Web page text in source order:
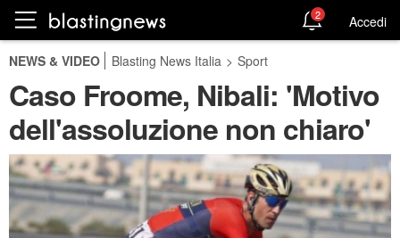
2 Accedi
NEWS & VIDEO Blasting News Italia > Sport
Caso Froome, Nibali: 'Motivo
dell'assoluzione non chiaro'